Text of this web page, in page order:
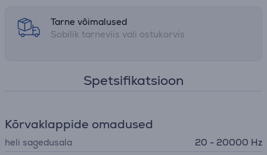
Tarne võimalused
Sobilik tarneviis vali ostukorvis
Spetsifikatsioon
Kõrvaklappide omadused
heli sagedusala
20 - 20000 Hz